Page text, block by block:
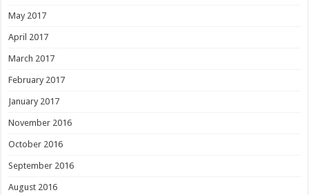
May 2017
April 2017
March 2017
February 2017
January 2017
November 2016
October 2016
September 2016
August 2016